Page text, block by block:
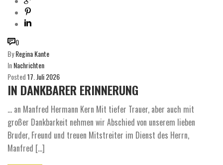
0
ByRegina Kante
InNachrichten
Posted17. Juli 2026
IN DANKBARER ERINNERUNG
… an Manfred Hermann Kern Mit tiefer Trauer, aber auch mit
großer Dankbarkeit nehmen wir Abschied von unserem lieben
Bruder, Freund und treuen Mitstreiter im Dienst des Herrn,
Manfred [...]